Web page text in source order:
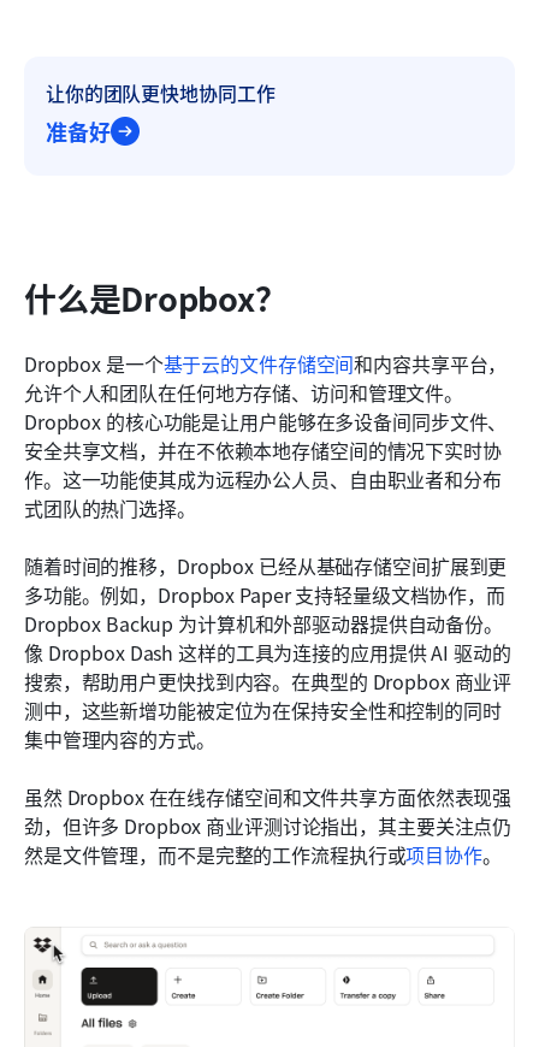
让你的团队更快地协同工作
准备好
什么是Dropbox？
Dropbox 是一个基于云的文件存储空间和内容共享平台，
允许个人和团队在任何地方存储、访问和管理文件。
Dropbox 的核心功能是让用户能够在多设备间同步文件、
安全共享文档，并在不依赖本地存储空间的情况下实时协
作。这一功能使其成为远程办公人员、自由职业者和分布
式团队的热门选择。
随着时间的推移，Dropbox 已经从基础存储空间扩展到更
多功能。例如，Dropbox Paper 支持轻量级文档协作，而
Dropbox Backup 为计算机和外部驱动器提供自动备份。
像 Dropbox Dash 这样的工具为连接的应用提供 AI 驱动的
搜索，帮助用户更快找到内容。在典型的 Dropbox 商业评
测中，这些新增功能被定位为在保持安全性和控制的同时
集中管理内容的方式。
虽然 Dropbox 在在线存储空间和文件共享方面依然表现强
劲，但许多 Dropbox 商业评测讨论指出，其主要关注点仍
然是文件管理，而不是完整的工作流程执行或项目协作。